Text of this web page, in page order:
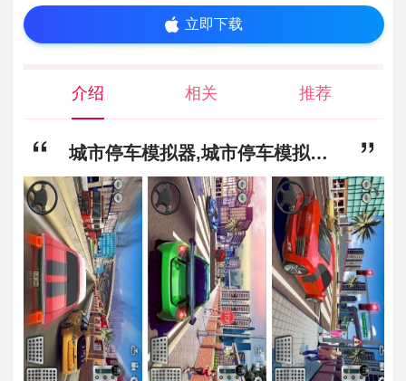
立即下载
介绍 相关 推荐
城市停车模拟器,城市停车模拟器手游下载,城市停车模拟器官方版下载安装